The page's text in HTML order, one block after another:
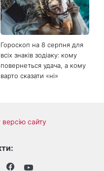
вихідних: у яких областях
України вдарять зливи з
градом